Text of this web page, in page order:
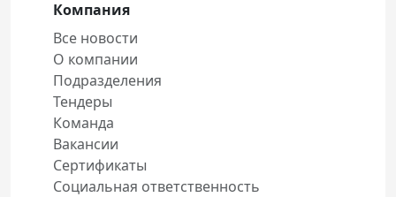
Компания
Все новости
О компании
Подразделения
Тендеры
Команда
Вакансии
Сертификаты
Социальная ответственность